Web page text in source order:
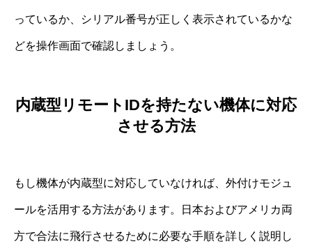
っているか、シリアル番号が正しく表示されているかな
どを操作画面で確認しましょう。
内蔵型リモートIDを持たない機体に対応
させる方法
もし機体が内蔵型に対応していなければ、外付けモジュ
ールを活用する方法があります。日本およびアメリカ両
方で合法に飛行させるために必要な手順を詳しく説明し